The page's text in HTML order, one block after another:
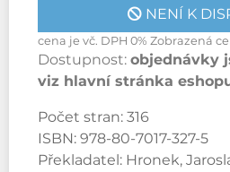
NENÍ K
cena je vč. DPH 0% Zobrazená
Dostupnost: objednávky
viz hlavní stránka
Počet stran: 316
ISBN: 978-80-7017-327-5
Překladatel: Hronek,